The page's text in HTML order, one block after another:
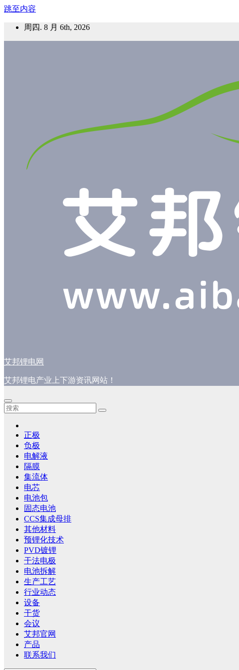
跳至内容
周四. 8 月 6th, 2026
艾邦锂电网
艾邦锂电产业上下游资讯网站！
正极
负极
电解液
隔膜
集流体
电芯
电池包
固态电池
CCS集成母排
其他材料
预锂化技术
PVD镀锂
干法电极
电池拆解
生产工艺
行业动态
设备
干货
会议
艾邦官网
产品
联系我们